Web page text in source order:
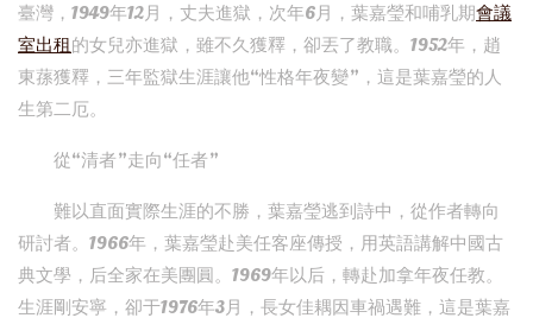
臺灣，1949年12月，丈夫進獄，次年6月，葉嘉瑩和哺乳期會議
室出租的女兒亦進獄，雖不久獲釋，卻丟了教職。1952年，趙
東蓀獲釋，三年監獄生涯讓他“性格年夜變”，這是葉嘉瑩的人
生第二厄。
從“清者”走向“任者”
難以直面實際生涯的不勝，葉嘉瑩逃到詩中，從作者轉向
研討者。1966年，葉嘉瑩赴美任客座傳授，用英語講解中國古
典文學，后全家在美團圓。1969年以后，轉赴加拿年夜任教。
生涯剛安寧，卻于1976年3月，長女佳耦因車禍遇難，這是葉嘉